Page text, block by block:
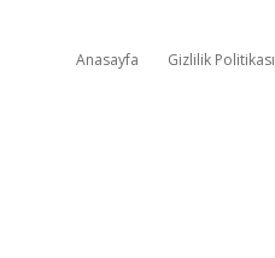
Anasayfa Gizlilik Politikası